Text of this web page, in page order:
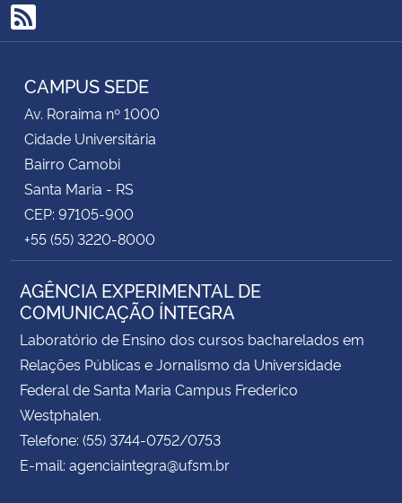
RSS
CAMPUS SEDE
Av. Roraima nº 1000
Cidade Universitária
Bairro Camobi
Santa Maria - RS
CEP: 97105-900
+55 (55) 3220-8000
AGÊNCIA EXPERIMENTAL DE
COMUNICAÇÃO ÍNTEGRA
Laboratório de Ensino dos cursos bacharelados em
Relações Públicas e Jornalismo da Universidade
Federal de Santa Maria Campus Frederico
Westphalen.
Telefone: (55) 3744-0752/0753
E-mail: agenciaintegra@ufsm.br